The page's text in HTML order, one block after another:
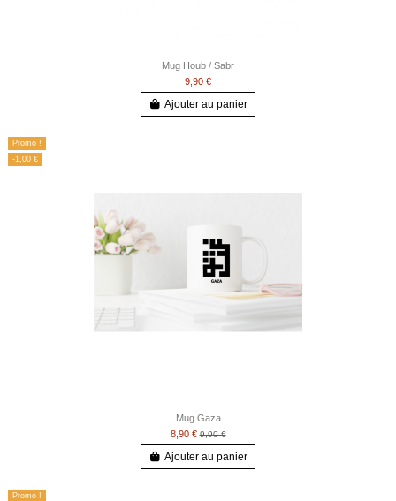
Mug Houb / Sabr
9,90 €
Ajouter au panier
Promo !
-1,00 €
Mug Gaza
8,90 €9,90 €
Ajouter au panier
Promo !